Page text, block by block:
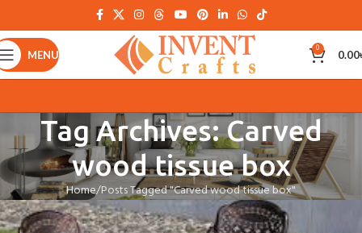
MENU 0 0.00
Tag Archives: Carved
wood tissue box
Home Posts Tagged "Carved wood tissue box"